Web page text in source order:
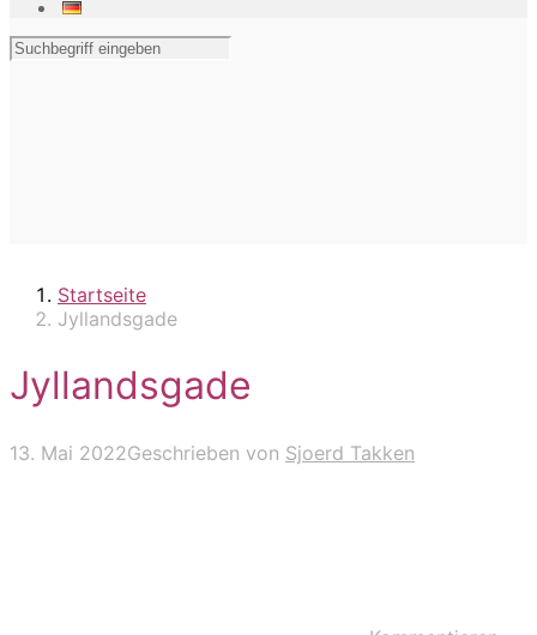
Startseite
Jyllandsgade
Jyllandsgade
13. Mai 2022Geschrieben von Sjoerd Takken